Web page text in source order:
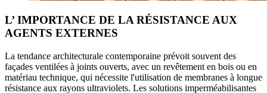
L’ IMPORTANCE DE LA RÉSISTANCE AUX
AGENTS EXTERNES
La tendance architecturale contemporaine prévoit souvent des
façades ventilées à joints ouverts, avec un revêtement en bois ou en
matériau technique, qui nécessite l'utilisation de membranes à longue
résistance aux rayons ultraviolets. Les solutions imperméabilisantes